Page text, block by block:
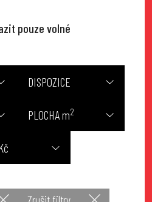
pouze volné
DISPOZICE
PLOCHA m2